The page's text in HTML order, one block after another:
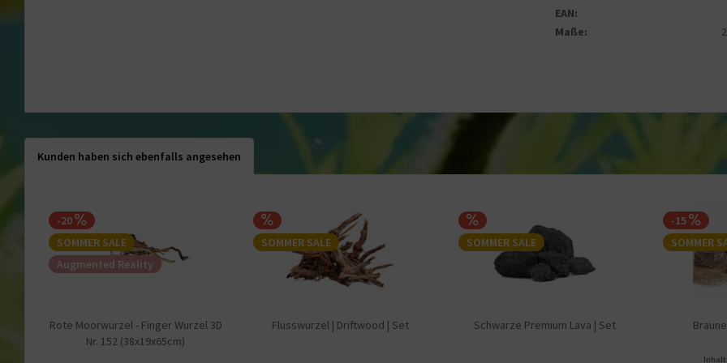
EAN:
Maße:
Kunden haben sich ebenfalls angesehen
-20
SOMMER SALE
Augmented Reality
Rote Moorwurzel - Finger Wurzel 3D
Nr. 152 (38x19x65cm)
SOMMER SALE
Flusswurzel | Driftwood | Set
SOMMER SALE
Schwarze Premium Lava | Set
-15
SOMMER
Inhalt